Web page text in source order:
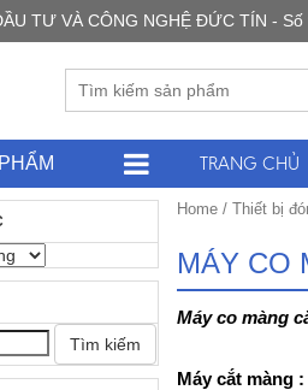
TƯ VÀ CÔNG NGHỆ ĐỨC TÍN -
TRANG CHỦ
Home/ Thiết bị
MÁY CO
Máy co màng
Máy cắt màng :
Tìm kiếm